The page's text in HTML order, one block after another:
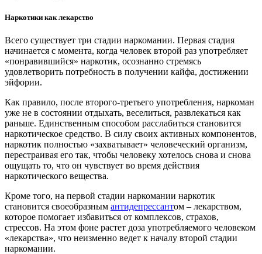
Наркотики как лекарство
Всего существует три стадии наркомании. Первая стадия
начинается с момента, когда человек второй раз употребляет
«понравившийся» наркотик, осознанно стремясь
удовлетворить потребность в получении кайфа, достижении
эйфории.
Как правило, после второго-третьего употребления, наркоман
уже не в состоянии отдыхать, веселиться, развлекаться как
раньше. Единственным способом расслабиться становится
наркотическое средство. В силу своих активных компонентов,
наркотик полностью «захватывает» человеческий организм,
перестраивая его так, чтобы человеку хотелось снова и снова
ощущать то, что он чувствует во время действия
наркотического вещества.
Кроме того, на первой стадии наркомании наркотик
становится своеобразным антидепрессантом – лекарством,
которое помогает избавиться от комплексов, страхов,
стрессов. На этом фоне растет доза употребляемого человеком
«лекарства», что неизменно ведет к началу второй стадии
наркомании.